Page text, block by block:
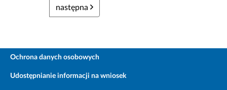
następna
Ochrona danych osobowych
Udostępnianie informacji na wniosek